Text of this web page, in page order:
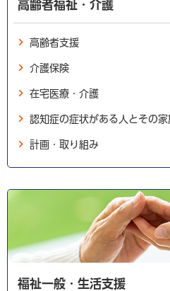
高齢者福祉・介護
高齢者支援
介護保険
在宅医療・介護
認知症の症状がある人とその
計画・取り組み
福祉一般・生活支援